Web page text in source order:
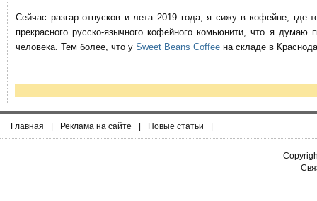
Сейчас разгар отпусков и лета 2019 года, я сижу в кофейне,
прекрасного русско-язычного кофейного комьюнити, что я
человека. Тем более, что у Sweet Beans Coffee на складе в
Главная | Реклама на сайте | Новые статьи |